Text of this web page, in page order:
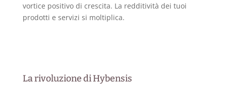
vortice positivo di crescita. La redditività dei tuoi
prodotti e servizi si moltiplica.
La rivoluzione di Hybensis